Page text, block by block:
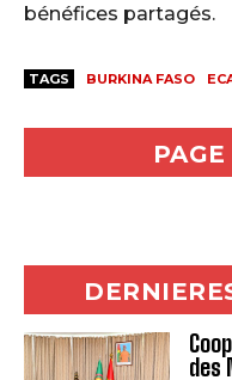
bénéfices partagés.
TAGS BURKINA FASO
des